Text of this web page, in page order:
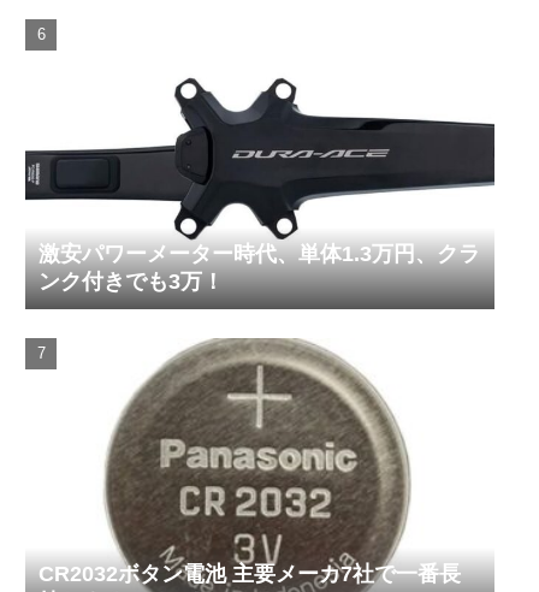
激安パワーメーター時代、単体1.3万円、クラ
ンク付きでも3万！
CR2032ボタン電池 主要メーカ7社で一番長